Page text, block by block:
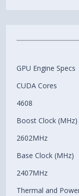
GPU Engine Specs
CUDA Cores
4608
Boost Clock (MHz)
2602MHz
Base Clock (MHz)
2407MHz
Thermal and